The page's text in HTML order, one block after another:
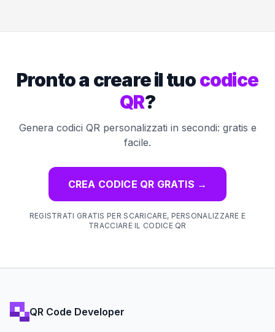
Pronto a creare il tuocodice
QR?
Genera codici QR personalizzati in secondi: gratis e
facile.
CREA CODICE QR GRATIS →
REGISTRATI GRATIS PER SCARICARE, PERSONALIZZARE E
TRACCIARE IL CODICE QR
QR Code Developer